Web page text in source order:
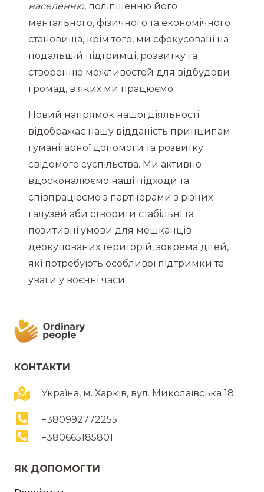
населенню, поліпшенню його
ментального, фізичного та економічного
становища, крім того, ми сфокусовані на
подальшій підтримці, розвитку та
створенню можливостей для відбудови
громад, в яких ми працюємо.
Новий напрямок нашої діяльності
відображає нашу відданість принципам
гуманітарної допомоги та розвитку
свідомого суспільства. Ми активно
вдосконалюємо наші підходи та
співпрацюємо з партнерами з різних
галузей аби створити стабільні та
позитивні умови для мешканців
деокупованих територій, зокрема дітей,
які потребують особливої підтримки та
уваги у воєнні часи.
КОНТАКТИ
Україна, м. Харків, вул. Миколаївська 18
+380992772255
+380665185801
ЯК ДОПОМОГТИ